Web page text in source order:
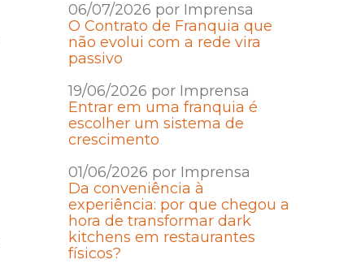
06/07/2026 por Imprensa
O Contrato de Franquia que
não evolui com a rede vira
passivo
19/06/2026 por Imprensa
Entrar em uma franquia é
escolher um sistema de
crescimento
01/06/2026 por Imprensa
Da conveniência à
experiência: por que chegou a
hora de transformar dark
kitchens em restaurantes
físicos?